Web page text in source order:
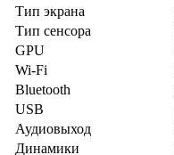
Тип экрана
Тип сенсора
GPU
Wi-Fi
Bluetooth
USB
Аудиовыход
Динамики